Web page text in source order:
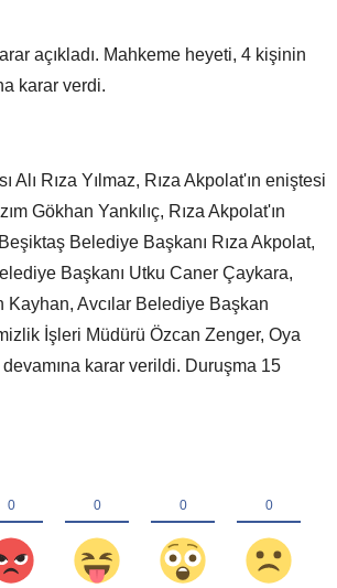
açıkladı. Mahkeme heyeti, 4 kişinin
karar verdi.
Rıza Yılmaz, Rıza Akpolat'ın eniştesi
Gökhan Yankılıç, Rıza Akpolat'ın
Belediye Başkanı Rıza Akpolat,
Başkanı Utku Caner Çaykara,
Kayhan, Avcılar Belediye Başkan
İşleri Müdürü Özcan Zenger, Oya
karar verildi. Duruşma 15